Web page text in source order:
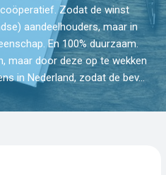
Zodat de winst
aandeelhouders, maar in
En 100% duurzaam.
maar door deze op te wekken
in Nederland, zodat de bev...